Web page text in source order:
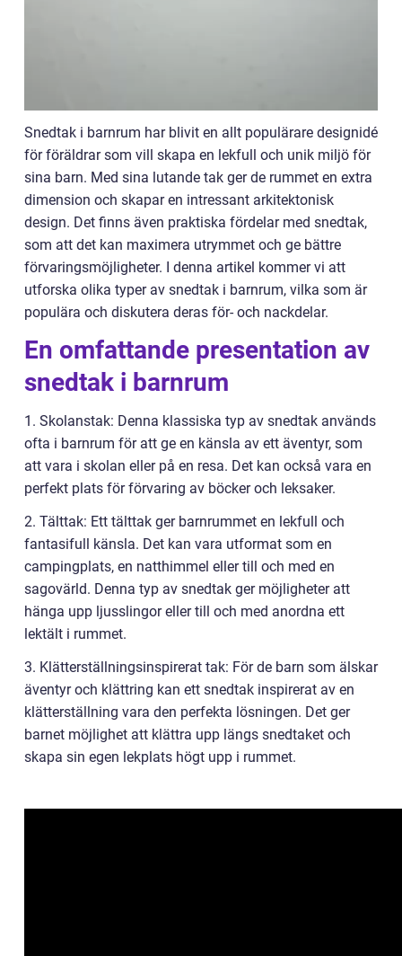
Snedtak i barnrum har blivit en allt populärare designidé
för föräldrar som vill skapa en lekfull och unik miljö för
sina barn. Med sina lutande tak ger de rummet en extra
dimension och skapar en intressant arkitektonisk
design. Det finns även praktiska fördelar med snedtak,
som att det kan maximera utrymmet och ge bättre
förvaringsmöjligheter. I denna artikel kommer vi att
utforska olika typer av snedtak i barnrum, vilka som är
populära och diskutera deras för- och nackdelar.
En omfattande presentation av
snedtak i barnrum
1. Skolanstak: Denna klassiska typ av snedtak används
ofta i barnrum för att ge en känsla av ett äventyr, som
att vara i skolan eller på en resa. Det kan också vara en
perfekt plats för förvaring av böcker och leksaker.
2. Tälttak: Ett tälttak ger barnrummet en lekfull och
fantasifull känsla. Det kan vara utformat som en
campingplats, en natthimmel eller till och med en
sagovärld. Denna typ av snedtak ger möjligheter att
hänga upp ljusslingor eller till och med anordna ett
lektält i rummet.
3. Klätterställningsinspirerat tak: För de barn som älskar
äventyr och klättring kan ett snedtak inspirerat av en
klätterställning vara den perfekta lösningen. Det ger
barnet möjlighet att klättra upp längs snedtaket och
skapa sin egen lekplats högt upp i rummet.